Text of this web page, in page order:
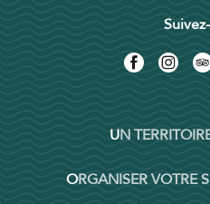
UN
ORGANISER VOTRE